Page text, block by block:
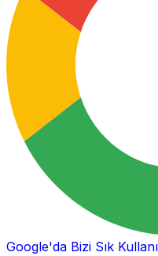
Google'da Bizi Sık